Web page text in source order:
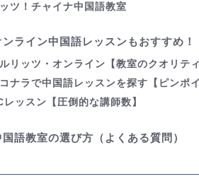
ッツ！チャイナ中国語教室
ンライン中国語レッスンもおすすめ！
リッツ・オンライン 【教室のクオリテ
ナラで中国語レッスンを探す 【ピンポ
レッスン 【圧倒的な講師数】
国語教室の選び方（よくある質問）